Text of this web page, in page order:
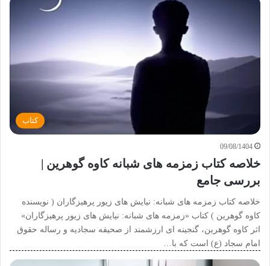
کتاب
09/08/1404
خلاصه کتاب زمزمه های شبانه کاوه گوهرین |
بررسی جامع
خلاصه کتاب زمزمه های شبانه: نیایش های زیور پرهیزگاران ( نویسنده
کاوه گوهرین ) کتاب «زمزمه های شبانه: نیایش های زیور پرهیزگاران»
اثر کاوه گوهرین، گنجینه ای ارزشمند از صحیفه سجادیه و رساله حقوق
امام سجاد (ع) است که با…